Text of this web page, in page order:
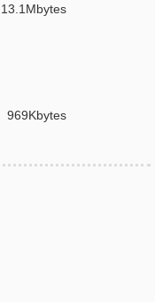
13.1Mbytes
969Kbytes